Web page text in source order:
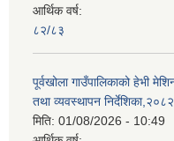
आर्थिक वर्ष:
८२/८३
पूर्वखोला गाउँपालिकाको हेभी
तथा व्यवस्थापन निर्देशिका,२०८२
मिति: 01/08/2026 - 10:49